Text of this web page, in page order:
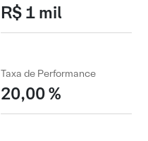
R$ 1 mil
Taxa de Performance
20,00 %